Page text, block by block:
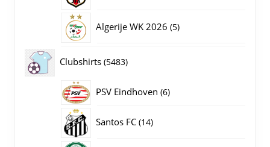
Algerije WK 2026 55
Clubshirts 54835483
producten
PSV Eindhoven 66
Santos FC 1414